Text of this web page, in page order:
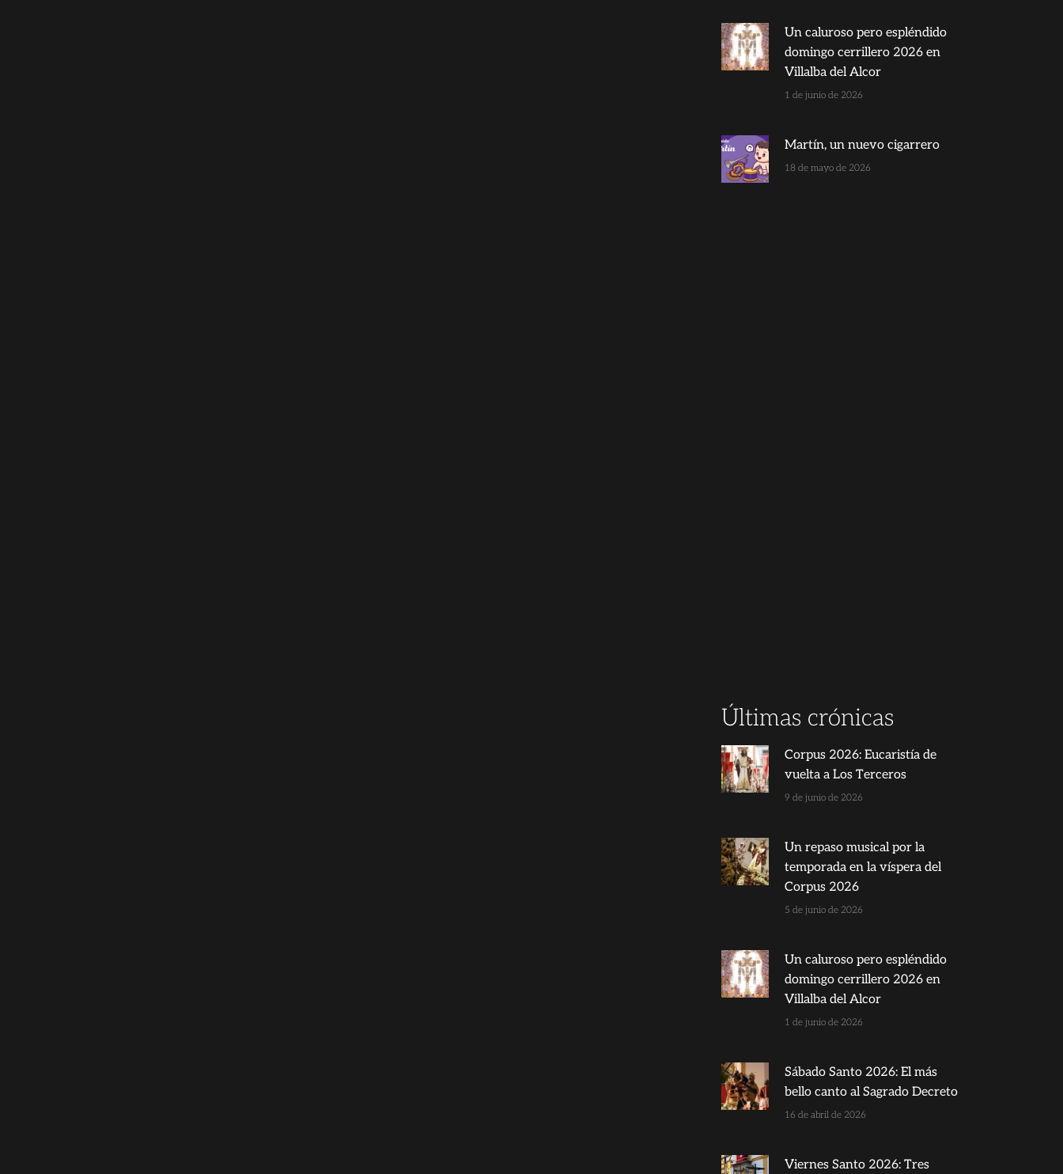
Un caluroso pero espléndido
domingo cerrillero 2026 en
Villalba del Alcor
1 de junio de 2026
Martín, un nuevo cigarrero
18 de mayo de 2026
Últimas crónicas
Corpus 2026: Eucaristía de
vuelta a Los Terceros
9 de junio de 2026
Un repaso musical por la
temporada en la víspera del
Corpus 2026
5 de junio de 2026
Un caluroso pero espléndido
domingo cerrillero 2026 en
Villalba del Alcor
1 de junio de 2026
Sábado Santo 2026: El más
bello canto al Sagrado Decreto
16 de abril de 2026
Viernes Santo 2026: Tres